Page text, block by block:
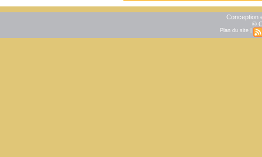
Conception
©
Plan du site